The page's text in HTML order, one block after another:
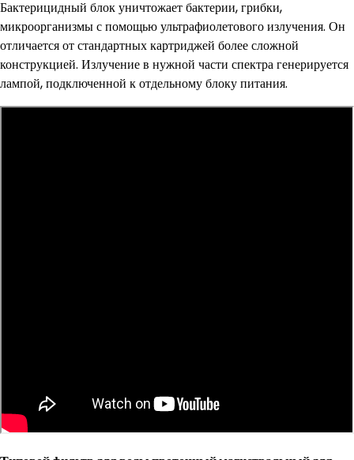
Бактерицидный блок уничтожает бактерии, грибки,
микроорганизмы с помощью ультрафиолетового излучения. Он
отличается от стандартных картриджей более сложной
конструкцией. Излучение в нужной части спектра генерируется
лампой, подключенной к отдельному блоку питания.